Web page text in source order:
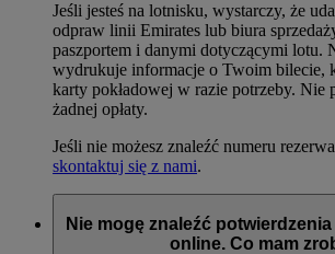
Jeśli jesteś na lotnisku, wystarczy, że
odpraw linii Emirates lub biura
paszportem i danymi dotyczącymi lotu.
wydrukuje informacje o Twoim bilecie,
karty pokładowej w razie potrzeby. Nie
żadnej opłaty.
Jeśli nie możesz znaleźć numeru
skontaktuj się z nami.
Nie mogę znaleźć
online. Co mam